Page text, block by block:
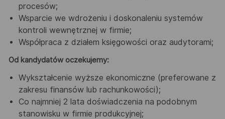
procesów;
Wsparcie we wdrożeniu i doskonaleniu systemów
kontroli wewnętrznej w firmie;
Współpraca z działem księgowości oraz audytorami;
Od kandydatów oczekujemy:
Wykształcenie wyższe ekonomiczne (preferowane z
zakresu finansów lub rachunkowości);
Co najmniej 2 lata doświadczenia na podobnym
stanowisku w firmie produkcyjnej;